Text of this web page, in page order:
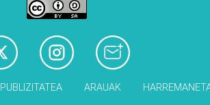
PUBLIZITATEA ARAUAK